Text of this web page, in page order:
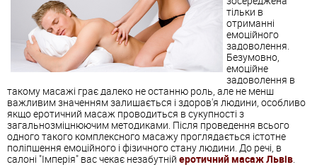
тільки в
отриманні
емоційного
задоволення.
Безумовно,
емоційне
задоволення в
такому масажі грає далеко не останню роль, але не менш
важливим значенням залишається і здоров'я людини, особливо
якщо еротичний масаж проводиться в сукупності з
загальнозміцнюючим методиками. Після проведення всього
одного такого комплексного масажу проглядається істотне
поліпшення емоційного і фізичного стану людини. До речі, в
салоні "Імперія" вас чекає незабутній еротичний масаж Львів.